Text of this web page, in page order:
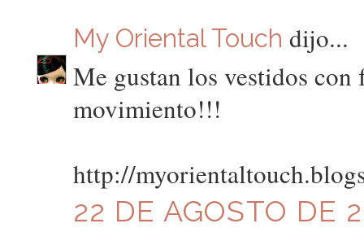
My Oriental Touch dijo...
Me gustan los vestidos con
movimiento!!!
http://
22 DE AGOSTO DE